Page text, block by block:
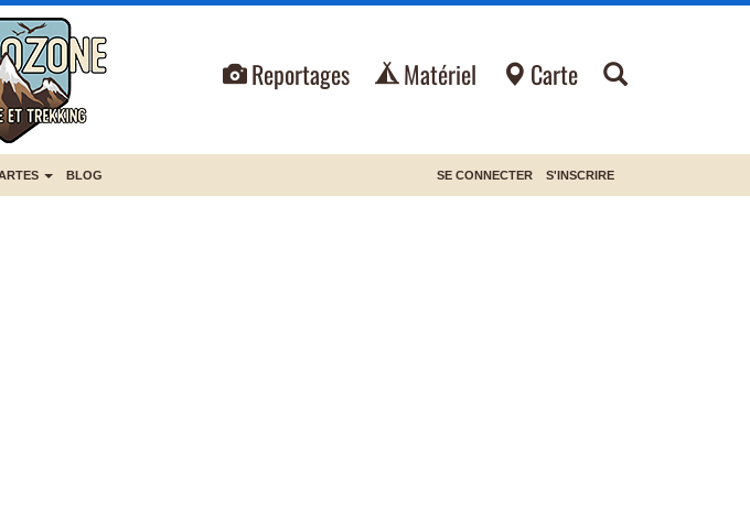
Reportages Matériel Carte
BLOG SE CONNECTER S'INSCRIRE